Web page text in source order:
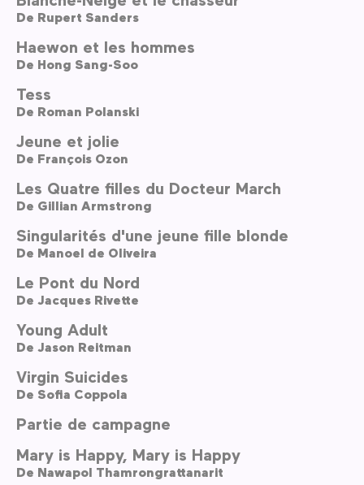
De Rupert Sanders
Haewon et les hommes
De Hong Sang-Soo
Tess
De Roman Polanski
Jeune et jolie
De François Ozon
Les Quatre filles du Docteur March
De Gillian Armstrong
Singularités d'une jeune fille blonde
De Manoel de Oliveira
Le Pont du Nord
De Jacques Rivette
Young Adult
De Jason Reitman
Virgin Suicides
De Sofia Coppola
Partie de campagne
Mary is Happy, Mary is Happy
De Nawapol Thamrongrattanarit